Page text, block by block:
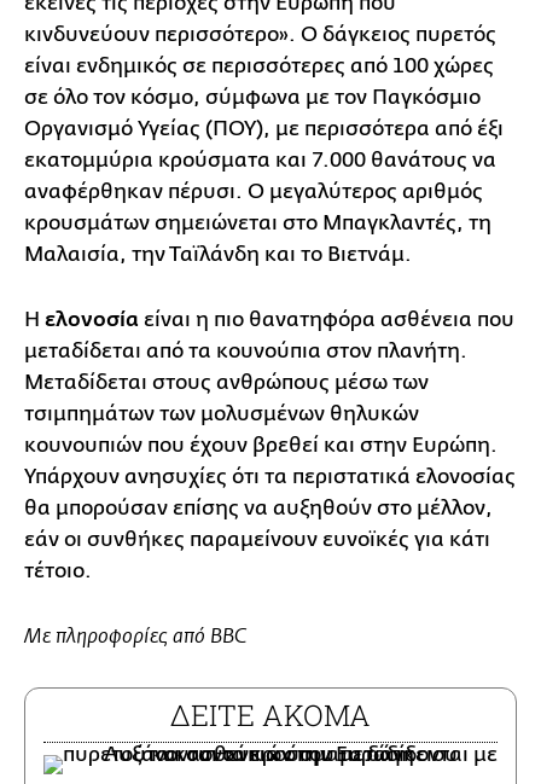
κινδυνεύουν περισσότερο». Ο δάγκειος πυρετός
είναι ενδημικός σε περισσότερες από 100 χώρες
σε όλο τον κόσμο, σύμφωνα με τον Παγκόσμιο
Οργανισμό Υγείας (ΠΟΥ), με περισσότερα από έξι
εκατομμύρια κρούσματα και 7.000 θανάτους να
αναφέρθηκαν πέρυσι. Ο μεγαλύτερος αριθμός
κρουσμάτων σημειώνεται στο Μπαγκλαντές, τη
Μαλαισία, την Ταϊλάνδη και το Βιετνάμ.
Η ελονοσία είναι η πιο θανατηφόρα ασθένεια που
μεταδίδεται από τα κουνούπια στον πλανήτη.
Μεταδίδεται στους ανθρώπους μέσω των
τσιμπημάτων των μολυσμένων θηλυκών
κουνουπιών που έχουν βρεθεί και στην Ευρώπη.
Υπάρχουν ανησυχίες ότι τα περιστατικά ελονοσίας
θα μπορούσαν επίσης να αυξηθούν στο μέλλον,
εάν οι συνθήκες παραμείνουν ευνοϊκές για κάτι
τέτοιο.
Με πληροφορίες από BBC
ΔΕΙΤΕ ΑΚΟΜΑ